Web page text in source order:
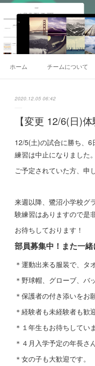
ホーム チームについて
2020.12.05 06:42
【変更 12/6(日)
12/5(土)の試合に勝ち、
練習は中止になりました。
ご予定されていた方、申
来週以降、鷺沼小学校グ
験練習はありますので是
お待ちしております！
部員募集中！また一緒
＊運動出来る服装で、タ
＊野球帽、グローブ、バ
＊保護者の付き添いをお
＊経験者も未経験者も歓
＊１年生もお待ちしていま
＊４月入学予定の年長さ
＊女の子も大歓迎です。